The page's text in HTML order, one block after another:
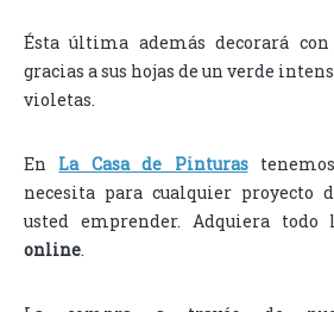
Ésta última además decorará
gracias a sus hojas de un verde
violetas.
En La Casa de Pinturas
necesita para cualquier proyecto
usted emprender. Adquiera todo
online.